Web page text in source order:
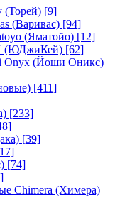
(Торей) [9]
(Варивас) [94]
(Яматойо) [12]
(ЮДжиКей) [62]
Onyx (Йоши Оникс)
[411]
[233]
[39]
[74]
Chimera (Химера)